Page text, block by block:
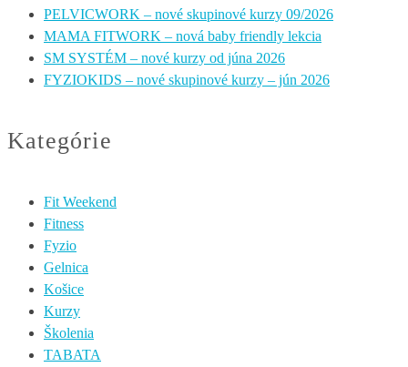
PELVICWORK – nové skupinové kurzy 09/2026
MAMA FITWORK – nová baby friendly lekcia
SM SYSTÉM – nové kurzy od júna 2026
FYZIOKIDS – nové skupinové kurzy – jún 2026
Kategórie
Fit Weekend
Fitness
Fyzio
Gelnica
Košice
Kurzy
Školenia
TABATA